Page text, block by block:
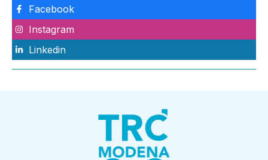
Facebook
Instagram
Linkedin